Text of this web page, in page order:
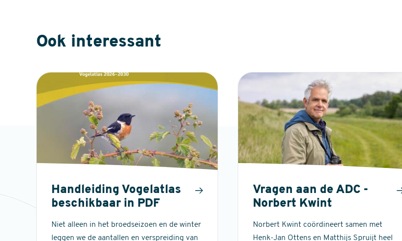
Ook interessant
Handleiding Vogelatlas
beschikbaar in PDF
Niet alleen in het broedseizoen en de winter
leggen we de aantallen en verspreiding van
Vragen aan de ADC -
Norbert Kwint
Norbert Kwint coördineert samen met
Henk-Jan Ottens en Matthijs Spruijt heel